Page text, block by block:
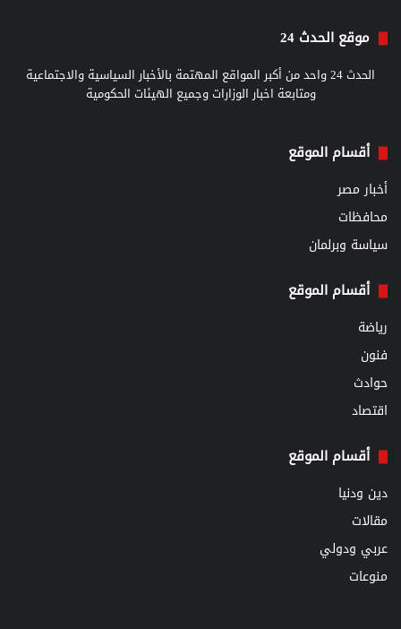
موقع الحدث 24
الحدث 24 واحد من أكبر المواقع المهتمة بالأخبار السياسية والاجتماعية
ومتابعة اخبار الوزارات وجميع الهيئات الحكومية
أقسام الموقع
أخبار مصر
محافظات
سياسة وبرلمان
أقسام الموقع
رياضة
فنون
حوادث
اقتصاد
أقسام الموقع
دين ودنيا
مقالات
عربي ودولي
منوعات